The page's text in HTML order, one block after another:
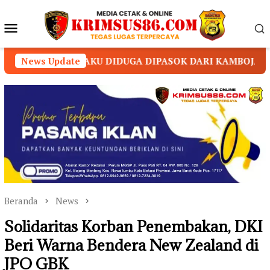
konten Menu
Mobile
News Update
DIDUGA DIPASOK DARI KAMBOJA RSUD
Beranda News
Solidaritas Korban Penembakan, DKI
Beri Warna Bendera New Zealand di
JPO GBK